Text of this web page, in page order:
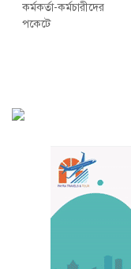
কর্মকর্তা-কর্মচারীদের
পকেটে